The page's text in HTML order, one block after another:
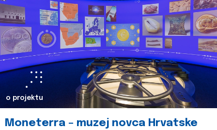
o projektu
Moneterra – muzej novca Hrvatske